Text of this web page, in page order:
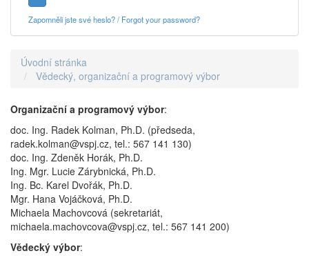
Zapomněli jste své heslo? / Forgot your password?
Úvodní stránka
Vědecký, organizační a programový výbor
Organizační a programový výbor:
doc. Ing. Radek Kolman, Ph.D. (předseda,
radek.kolman@vspj.cz, tel.: 567 141 130)
doc. Ing. Zdeněk Horák, Ph.D.
Ing. Mgr. Lucie Zárybnická, Ph.D.
Ing. Bc. Karel Dvořák, Ph.D.
Mgr. Hana Vojáčková, Ph.D.
Michaela Machovcová (sekretariát,
michaela.machovcova@vspj.cz, tel.: 567 141 200)
Vědecký výbor: